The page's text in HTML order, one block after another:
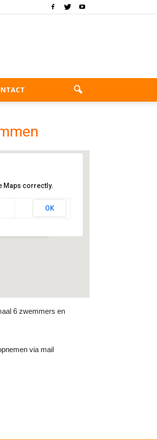
- Schiebroek
Maps correctly.
OK
6 zwemmers en
via mail